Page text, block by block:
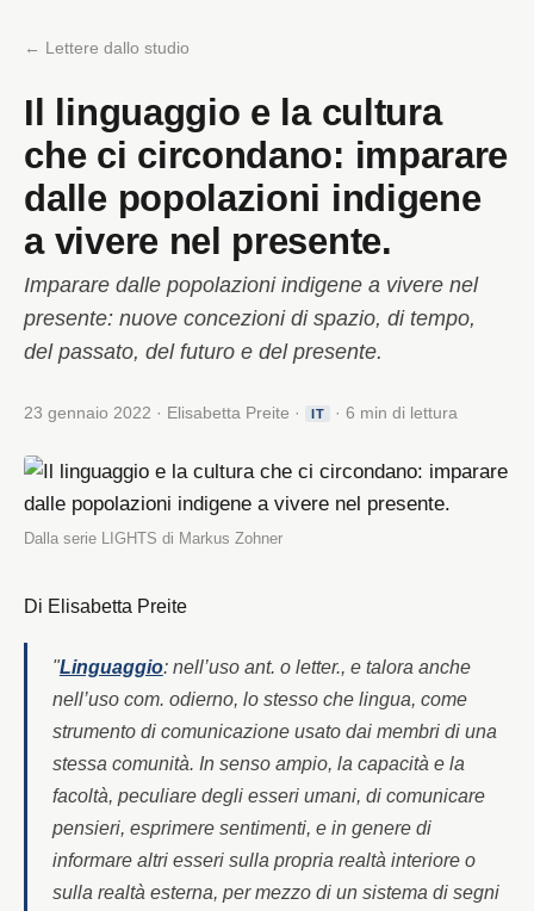
← Lettere dallo studio
Il linguaggio e la cultura
che ci circondano: imparare
dalle popolazioni indigene
a vivere nel presente.
Imparare dalle popolazioni indigene a vivere nel
presente: nuove concezioni di spazio, di tempo,
del passato, del futuro e del presente.
23 gennaio 2022 · Elisabetta Preite · IT · 6 min di lettura
Dalla serie LIGHTS di Markus Zohner
Di Elisabetta Preite
"Linguaggio: nell’uso ant. o letter., e talora anche
nell’uso com. odierno, lo stesso che lingua, come
strumento di comunicazione usato dai membri di una
stessa comunità. In senso ampio, la capacità e la
facoltà, peculiare degli esseri umani, di comunicare
pensieri, esprimere sentimenti, e in genere di
informare altri esseri sulla propria realtà interiore o
sulla realtà esterna, per mezzo di un sistema di segni